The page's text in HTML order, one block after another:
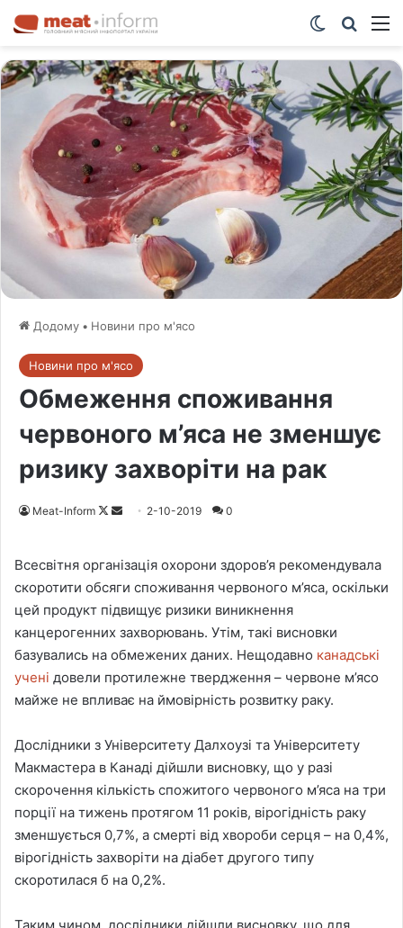
Switch skin
Додому • Новини про м'ясо
Новини про м'ясо
Обмеження споживання
червоного м’яса не зменшує
ризику захворіти на рак
Meat-Inform
F
w
o
n
X
n
e
m
a
i
2-10-2019 0
Всесвітня організація охорони здоров’я рекомендувала
скоротити обсяги споживання червоного м’яса, оскільки
цей продукт підвищує ризики виникнення
канцерогенних захворювань. Утім, такі висновки
базувались на обмежених даних. Нещодавно канадські
учені довели протилежне твердження – червоне м’ясо
майже не впливає на ймовірність розвитку раку.
Дослідники з Університету Далхоузі та Університету
Макмастера в Канаді дійшли висновку, що у разі
скорочення кількість спожитого червоного м’яса на три
порції на тижень протягом 11 років, вірогідність раку
зменшується 0,7%, а смерті від хвороби серця – на 0,4%,
вірогідність захворіти на діабет другого типу
скоротилася б на 0,2%.